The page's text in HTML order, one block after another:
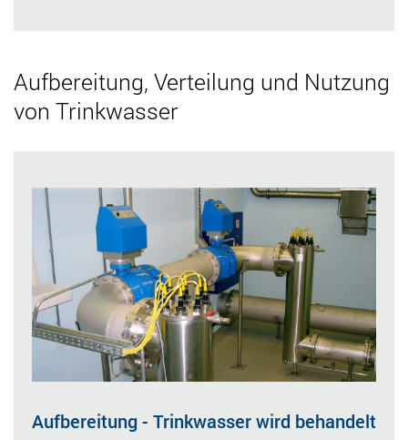
Aufbereitung, Verteilung und Nutzung
von Trinkwasser
Aufbereitung - Trinkwasser wird behandelt